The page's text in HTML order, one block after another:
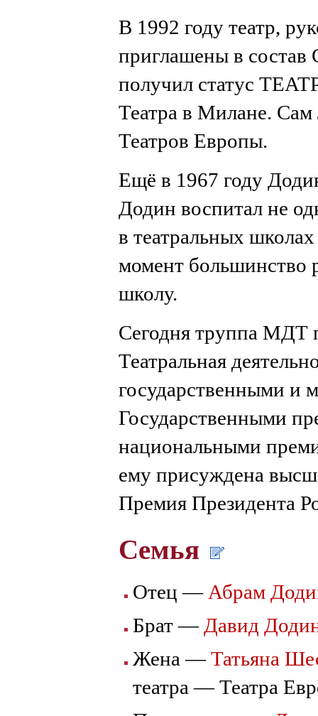
В 1992 году театр,
приглашены в состав
получил статус
Театра в Милане. Сам
Театров Европы.
Ещё в 1967 году
Додин воспитал не
в театральных
момент большинство
школу.
Сегодня труппа МДТ
Театральная
государственными и
Государственными
национальными
ему присуждена
Премия Президента
Семья
Отец — Абрам
Брат — Давид
Жена —Татьяна
театра — Театра